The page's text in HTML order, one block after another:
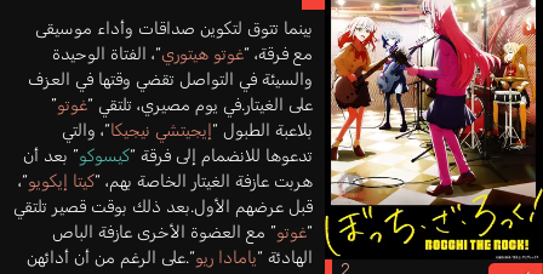
بينما تتوق لتكوين صداقات وأداء موسيقى
مع فرقة، “غوتو هيتوري“، الفتاة الوحيدة
والسيئة في التواصل تقضي وقتها في العزف
على الغيتار.في يوم مصيري، تلتقي “غوتو”
بلاعبة الطبول “إيجيتشي نيجيكا“، والتي
تدعوها للانضمام إلى فرقة “كيسوكو” بعد أن
هربت عازفة الغيتار الخاصة بهم، “كيتا إيكويو“،
قبل عرضهم الأول.بعد ذلك بوقت قصير تلتقي
“غوتو” مع العضوة الأخرى عازفة الباص
الهادئة “يامادا ريو“.على الرغم من أن أدائهن